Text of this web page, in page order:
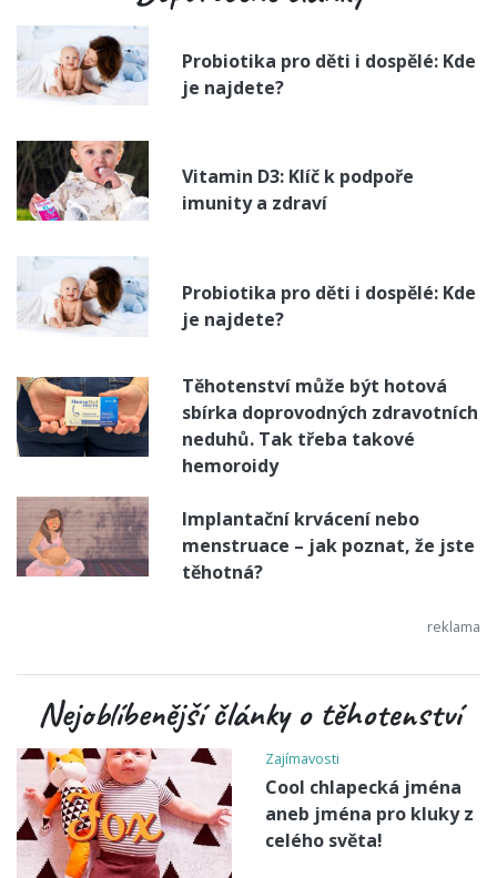
Probiotika pro děti i dospělé: Kde
je najdete?
Vitamin D3: Klíč k podpoře
imunity a zdraví
Probiotika pro děti i dospělé: Kde
je najdete?
Těhotenství může být hotová
sbírka doprovodných zdravotních
neduhů. Tak třeba takové
hemoroidy
Implantační krvácení nebo
menstruace – jak poznat, že jste
těhotná?
Nejoblíbenější články o těhotenství
Zajímavosti
Cool chlapecká jména
aneb jména pro kluky z
celého světa!